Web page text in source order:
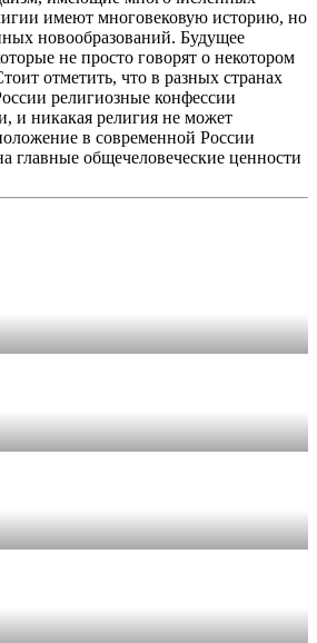
имеют многовековую историю, но
новообразований. Будущее
не просто говорят о некотором
отметить, что в разных странах
религиозные конфессии
и никакая религия не может
в современной России
главные общечеловеческие ценности